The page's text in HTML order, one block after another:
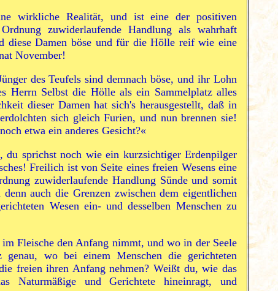
wirkliche Realität, und ist eine der positiven
zuwiderlaufende Handlung als wahrhaft
diese Damen böse und für die Hölle reif wie eine
November!
des Teufels sind demnach böse, und ihr Lohn
Herrn Selbst die Hölle als ein Sammelplatz alles
dieser Damen hat sich's herausgestellt, daß in
sich gleich Furien, und nun brennen sie!
etwa ein anderes Gesicht?«
du sprichst noch wie ein kurzsichtiger Erdenpilger
Freilich ist von Seite eines freien Wesens eine
zuwiderlaufende Handlung Sünde und somit
auch die Grenzen zwischen dem eigentlichen
Wesen ein- und desselben Menschen zu
Fleische den Anfang nimmt, und wo in der Seele
wo bei einem Menschen die gerichteten
freien ihren Anfang nehmen? Weißt du, wie das
Naturmäßige und Gerichtete hineinragt, und